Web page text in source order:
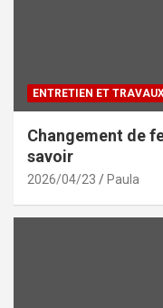
ENTRETIEN ET
Changement de
savoir
2026/04/23 Paula